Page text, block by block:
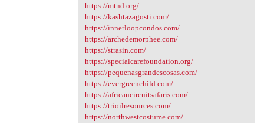
https://mtnd.org/
https://kashtazagosti.com/
https://innerloopcondos.com/
https://archedemorphee.com/
https://strasin.com/
https://specialcarefoundation.org/
https://pequenasgrandescosas.com/
https://evergreenchild.com/
https://africancircuitsafaris.com/
https://trioilresources.com/
https://northwestcostume.com/